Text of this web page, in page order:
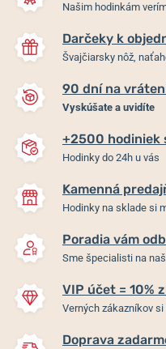
Našim hodinkám
Darčeky k
Švajčiarsky nôž,
90 dní na
Vyskúšate a uvidíte
+2500 hodiniek
Hodinky do 24h u vás
Kamenná
Hodinky na sklade si
Poradia vám
Sme špecialisti na
VIP účet = 10%
Verných zákazníkov
Doprava